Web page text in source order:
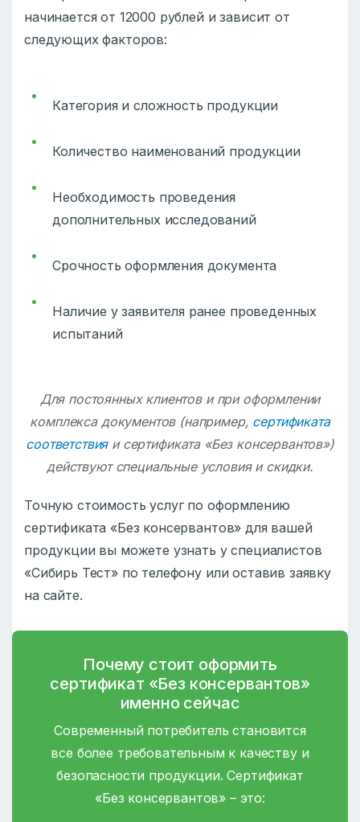
начинается от 12000 рублей и зависит от
следующих факторов:
Категория и сложность продукции
Количество наименований продукции
Необходимость проведения
дополнительных исследований
Срочность оформления документа
Наличие у заявителя ранее проведенных
испытаний
Для постоянных клиентов и при оформлении
комплекса документов (например, сертификата
соответствияи сертификата «Без консервантов»)
действуют специальные условия и скидки.
Точную стоимость услуг по оформлению
сертификата «Без консервантов» для вашей
продукции вы можете узнать у специалистов
«Сибирь Тест» по телефону или оставив заявку
на сайте.
Почему стоит оформить
сертификат «Без консервантов»
именно сейчас
Современный потребитель становится
все более требовательным к качеству и
безопасности продукции. Сертификат
«Без консервантов» – это: